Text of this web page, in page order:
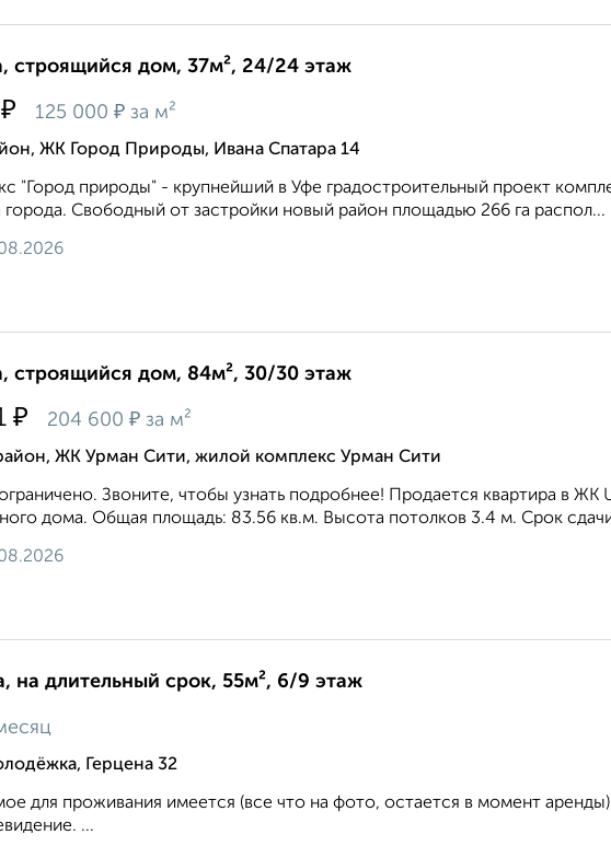
строящийся дом, 37м², 24/24 этаж
₽ 125 000 ₽ за м²
ЖК Город Природы, Ивана Спатара 14
"Город природы" - крупнейший в Уфе градостроительный проект
города. Свободный от застройки новый район площадью 266 га распол...
строящийся дом, 84м², 30/30 этаж
₽ 204 600 ₽ за м²
ЖК Урман Сити, жилой комплекс Урман Сити
Звоните, чтобы узнать подробнее! Продается квартира в ЖК
дома. Общая площадь: 83.56 кв.м. Высота потолков 3.4 м. Срок
на длительный срок, 55м², 6/9 этаж
Герцена 32
для проживания имеется (все что на фото, остается в момент
...